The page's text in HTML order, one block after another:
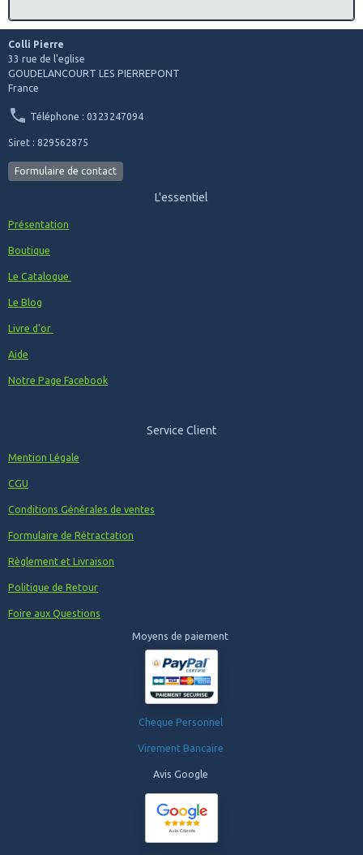
Colli Pierre
33 rue de l'eglise
GOUDELANCOURT LES PIERREPONT
France
Téléphone : 0323247094
Siret : 829562875
Formulaire de contact
L'essentiel
Présentation
Boutique
Le Catalogue
Le Blog
Livre d'or
Aide
Notre Page Facebook
Service Client
Mention Légale
CGU
Conditions Générales de ventes
Formulaire de Rétractation
Règlement et Livraison
Politique de Retour
Foire aux Questions
Moyens de paiement
Cheque Personnel
Virement Bancaire
Avis Google